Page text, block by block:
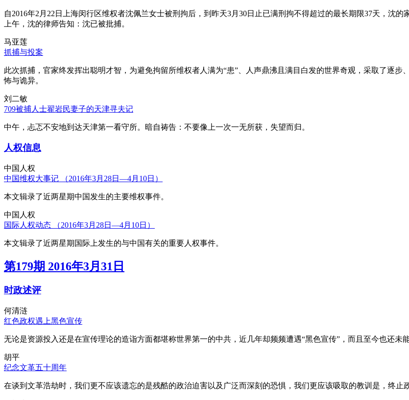
自2016年2月22日上海闵行区维权者沈佩兰女士被刑拘后，到昨天3月30日止已满刑拘不得超过的最长期限37天，沈
上午，沈的律师告知：沈已被批捕。
马亚莲
抓捕与投案
此次抓捕，官家终发挥出聪明才智，为避免拘留所维权者人满为“患”、人声鼎沸且满目白发的世界奇观，采取了逐
怖与诡异。
刘二敏
709被捕人士翟岩民妻子的天津寻夫记
中午，忐忑不安地到达天津第一看守所。暗自祷告：不要像上一次一无所获，失望而归。
人权信息
中国人权
中国维权大事记 （2016年3月28日—4月10日）
本文辑录了近两星期中国发生的主要维权事件。
中国人权
国际人权动态 （2016年3月28日—4月10日）
本文辑录了近两星期国际上发生的与中国有关的重要人权事件。
第179期 2016年3月31日
时政述评
何清涟
红色政权遇上黑色宣传
无论是资源投入还是在宣传理论的造诣方面都堪称世界第一的中共，近几年却频频遭遇“黑色宣传”，而且至今也还未能
胡平
纪念文革五十周年
在谈到文革浩劫时，我们更不应该遗忘的是残酷的政治迫害以及广泛而深刻的恐惧，我们更应该吸取的教训是，终止